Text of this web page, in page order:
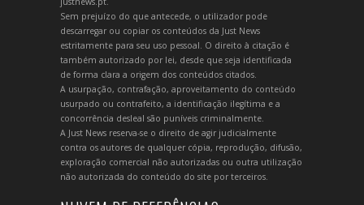
Sem prejuízo do que antecede, o utilizador pode
descarregar ou copiar os conteúdos da Just News
estritamente para seu uso pessoal. O direito à citação é
também autorizado por lei, desde que seja identificada
de forma clara a origem dos conteúdos citados.
A usurpação, contrafação, aproveitamento do conteúdo
usurpado ou contrafeito, a identificação ilegítima e a
concorrência desleal são puníveis criminalmente.
A Just News reserva-se o direito de agir judicialmente
contra os autores de qualquer cópia, reprodução, difusão,
exploração comercial não autorizadas ou outra utilização
não autorizada do conteúdo do site por terceiros.